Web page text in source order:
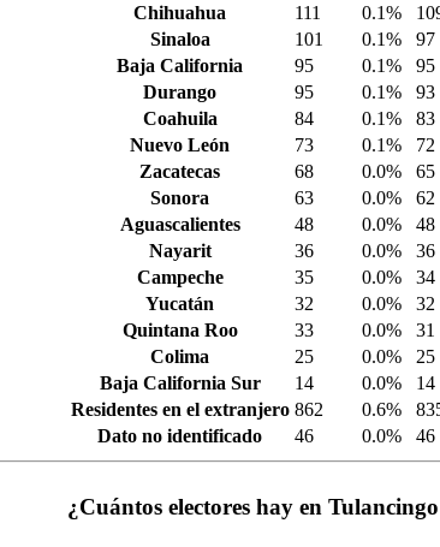
Chihuahua
111 0.1%
Sinaloa
101 0.1% 97
Baja California
95 0.1% 95
Durango
95 0.1% 93
Coahuila
84 0.1% 83
Nuevo León
73 0.1% 72
Zacatecas
68 0.0% 65
Sonora
63 0.0% 62
Aguascalientes
48 0.0% 48
Nayarit
36 0.0% 36
Campeche
35 0.0% 34
Yucatán
32 0.0% 32
Quintana Roo
33 0.0% 31
Colima
25 0.0% 25
Baja California Sur
14 0.0% 14
Residentes en el extranjero 862 0.6%
Dato no identificado
46 0.0% 46
¿Cuántos electores hay en